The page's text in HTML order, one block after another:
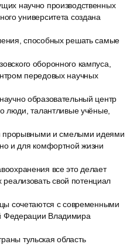
научно производственных
университета создана
способных решать самые
оборонного кампуса,
передовых научных
образовательный центр
люди, талантливые учёные,
прорывными и смелыми идеями
и для комфортной жизни
все это делает
свой потенциал
сочетаются с современными
Федерации Владимира
тульская область